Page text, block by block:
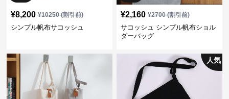
¥8,200 ¥10250(割引前)
シンプル帆布サコッシュ
¥2,160 ¥2700(割引前)
サコッシュ シンプル帆布ショル
ダーバッグ
人気